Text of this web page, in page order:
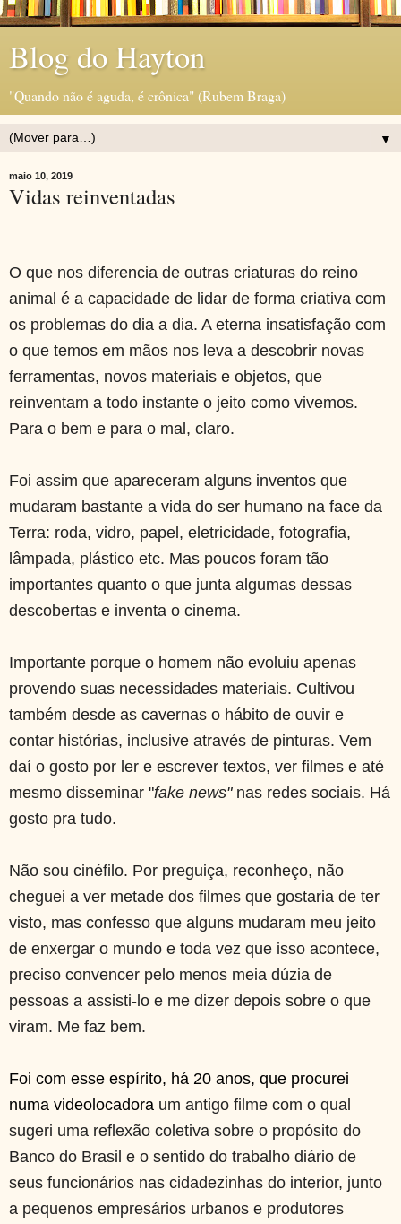
Blog do Hayton
"Quando não é aguda, é crônica" (Rubem Braga)
▼
maio 10, 2019
Vidas reinventadas
O que nos diferencia de outras criaturas do reino
animal é a capacidade de lidar de forma criativa com
os problemas do dia a dia. A eterna insatisfação com
o que temos em mãos nos leva a descobrir novas
ferramentas, novos materiais e objetos, que
reinventam a todo instante o jeito como vivemos.
Para o bem e para o mal, claro.
Foi assim que apareceram alguns inventos que
mudaram bastante a vida do ser humano na face da
Terra: roda, vidro, papel, eletricidade, fotografia,
lâmpada, plástico etc. Mas poucos foram tão
importantes quanto o que junta algumas dessas
descobertas e inventa o cinema.
Importante porque o homem não evoluiu apenas
provendo suas necessidades materiais. Cultivou
também desde as cavernas o hábito de ouvir e
contar histórias, inclusive através de pinturas. Vem
daí o gosto por ler e escrever textos, ver filmes e até
mesmo disseminar "fake news"nas redes sociais. Há
gosto pra tudo.
Não sou cinéfilo. Por preguiça, reconheço, não
cheguei a ver metade dos filmes que gostaria de ter
visto, mas confesso que alguns mudaram meu jeito
de enxergar o mundo e toda vez que isso acontece,
preciso convencer pelo menos meia dúzia de
pessoas a assisti-lo e me dizer depois sobre o que
viram. Me faz bem.
Foi com esse espírito, há 20 anos, que procurei
numa videolocadora um antigo filme com o qual
sugeri uma reflexão coletiva sobre o propósito do
Banco do Brasil e o sentido do trabalho diário de
seus funcionários nas cidadezinhas do interior, junto
a pequenos empresários urbanos e produtores